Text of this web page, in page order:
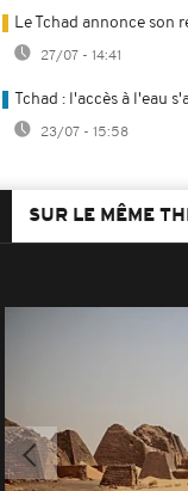
Le Tchad annonce son
27/07 - 14:41
Tchad : l'accès à l'eau
23/07 - 15:58
SUR LE MÊME